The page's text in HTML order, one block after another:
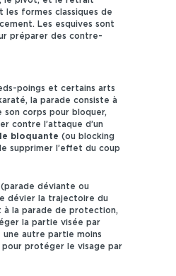
les formes classiques de
Les esquives sont
préparer des contre-
poings et certains arts
la parade consiste à
corps pour bloquer,
contre l’attaque d’un
bloquante (ou blocking
supprimer l’effet du coup
(parade déviante ou
dévier la trajectoire du
à la parade de protection,
la partie visée par
une autre partie moins
pour protéger le visage par